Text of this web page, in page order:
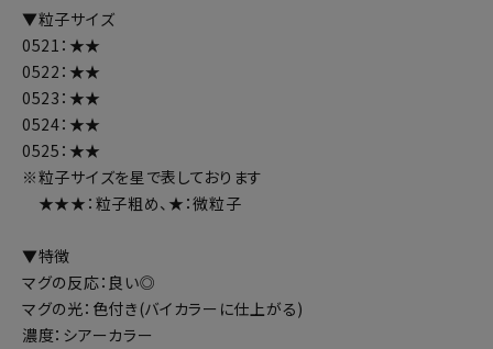
▼粒子サイズ
0521：★★
0522：★★
0523：★★
0524：★★
0525：★★
※粒子サイズを星で表しております
★★★：粒子粗め、★：微粒子
▼特徴
マグの反応：良い◎
マグの光：色付き(バイカラーに仕上がる)
濃度：シアーカラー